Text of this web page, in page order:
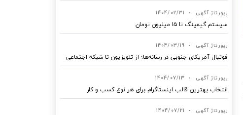
رپورتاژ آگهی •
1404/02/31
سیستم گیمینگ تا ۱۵ میلیون تومان
رپورتاژ آگهی •
1404/03/19
فوتبال آمریکای جنوبی در رسانه‌ها؛ از تلویزیون تا شبکه اجتماعی
رپورتاژ آگهی •
1404/07/13
انتخاب بهترین قالب‌ اینستاگرام برای هر نوع کسب‌ و کار
رپورتاژ آگهی •
1404/07/21